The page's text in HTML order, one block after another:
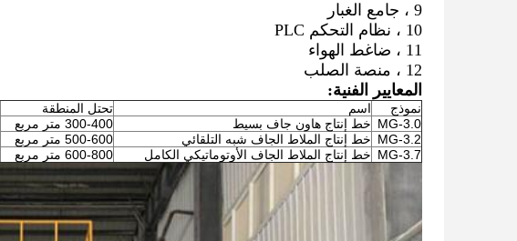
9 ، جامع الغبار
10 ، نظام التحكم PLC
11 ، ضاغط الهواء
12 ، منصة الصلب
المعايير الفنية:
نموذج اسم تحتل المنطقة
MG-3.0 خط إنتاج هاون جاف بسيط 300-400 متر مربع
MG-3.2 خط إنتاج الملاط الجاف شبه التلقائي 500-600 متر مربع
MG-3.7 خط إنتاج الملاط الجاف الأوتوماتيكي الكامل 600-800 متر مربع